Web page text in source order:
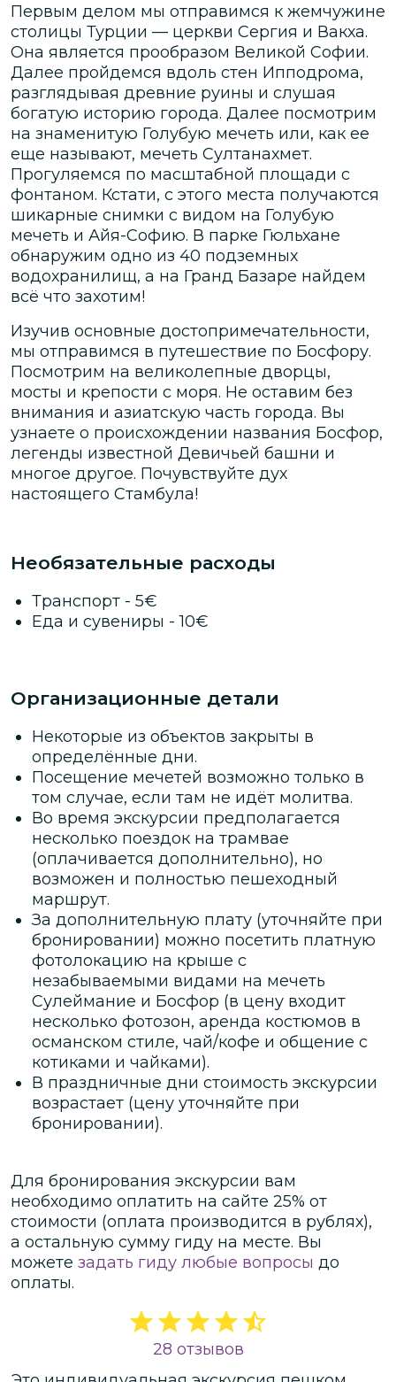
Первым делом мы отправимся к жемчужине
столицы Турции — церкви Сергия и Вакха.
Она является прообразом Великой Софии.
Далее пройдемся вдоль стен Ипподрома,
разглядывая древние руины и слушая
богатую историю города. Далее посмотрим
на знаменитую Голубую мечеть или, как ее
еще называют, мечеть Султанахмет.
Прогуляемся по масштабной площади с
фонтаном. Кстати, с этого места получаются
шикарные снимки с видом на Голубую
мечеть и Айя-Софию. В парке Гюльхане
обнаружим одно из 40 подземных
водохранилищ, а на Гранд Базаре найдем
всё что захотим!
Изучив основные достопримечательности,
мы отправимся в путешествие по Босфору.
Посмотрим на великолепные дворцы,
мосты и крепости с моря. Не оставим без
внимания и азиатскую часть города. Вы
узнаете о происхождении названия Босфор,
легенды известной Девичьей башни и
многое другое. Почувствуйте дух
настоящего Стамбула!
Необязательные расходы
Транспорт - 5€
Еда и сувениры -10€
Организационные детали
Некоторые из объектов закрыты в
определённые дни.
Посещение мечетей возможно только в
том случае, если там не идёт молитва.
Во время экскурсии предполагается
несколько поездок на трамвае
(оплачивается дополнительно), но
возможен и полностью пешеходный
маршрут.
За дополнительную плату (уточняйте при
бронировании) можно посетить платную
фотолокацию на крыше с
незабываемыми видами на мечеть
Сулеймание и Босфор (в цену входит
несколько фотозон, аренда костюмов в
османском стиле, чай/кофе и общение с
котиками и чайками).
В праздничные дни стоимость экскурсии
возрастает (цену уточняйте при
бронировании).
Для бронирования экскурсии вам
необходимо оплатить на сайте 25% от
стоимости (оплата производится в рублях),
а остальную сумму гиду на месте. Вы
можете задать гиду любые вопросы до
оплаты.
28 отзывов